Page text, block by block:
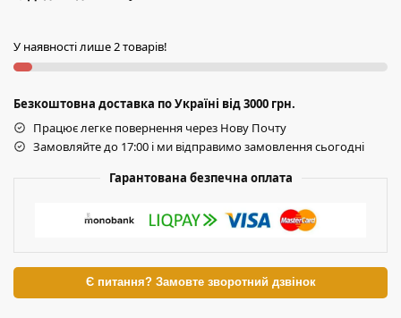
У наявності лише 2 товарів!
Безкоштовна доставка по Україні від 3000 грн.
Працює легке повернення через Нову Почту
Замовляйте до 17:00 і ми відправимо замовлення сьогодні
Гарантована безпечна оплата
Є питання? Замовте зворотний дзвінок